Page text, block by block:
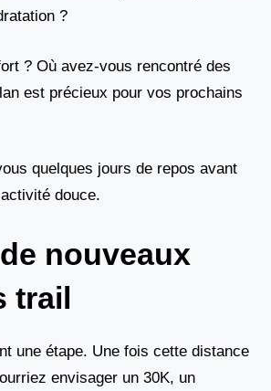
?
? Où avez-vous rencontré des
est précieux pour vos prochains
quelques jours de repos avant
douce.
nouveaux
trail
une étape. Une fois cette distance
envisager un 30K, un